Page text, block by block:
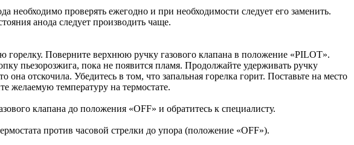
необходимо проверять ежегодно и при необходимости следует его заменить.
анода следует производить чаще.
Поверните верхнюю ручку газового клапана в положение «PILOT».
пьезорозжига, пока не появится пламя. Продолжайте удерживать ручку
отскочила. Убедитесь в том, что запальная горелка горит. Поставьте на место
температуру на термостате.
клапана до положения «OFF» и обратитесь к специалисту.
против часовой стрелки до упора (положение «OFF»).